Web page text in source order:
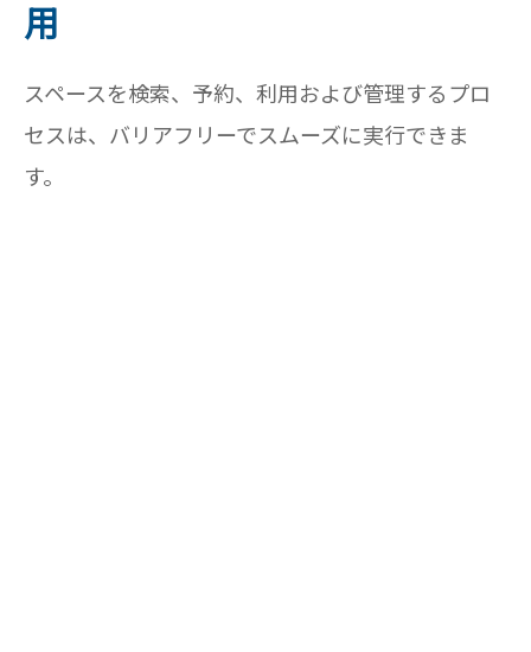
用
スペースを検索、予約、利用および管理するプロ
セスは、バリアフリーでスムーズに実行できま
す。